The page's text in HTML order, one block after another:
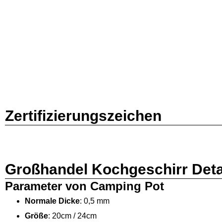
Zertifizierungszeichen
Großhandel Kochgeschirr
Parameter von Camping Pot
Normale Dicke: 0,5 mm
Größe: 20cm / 24cm